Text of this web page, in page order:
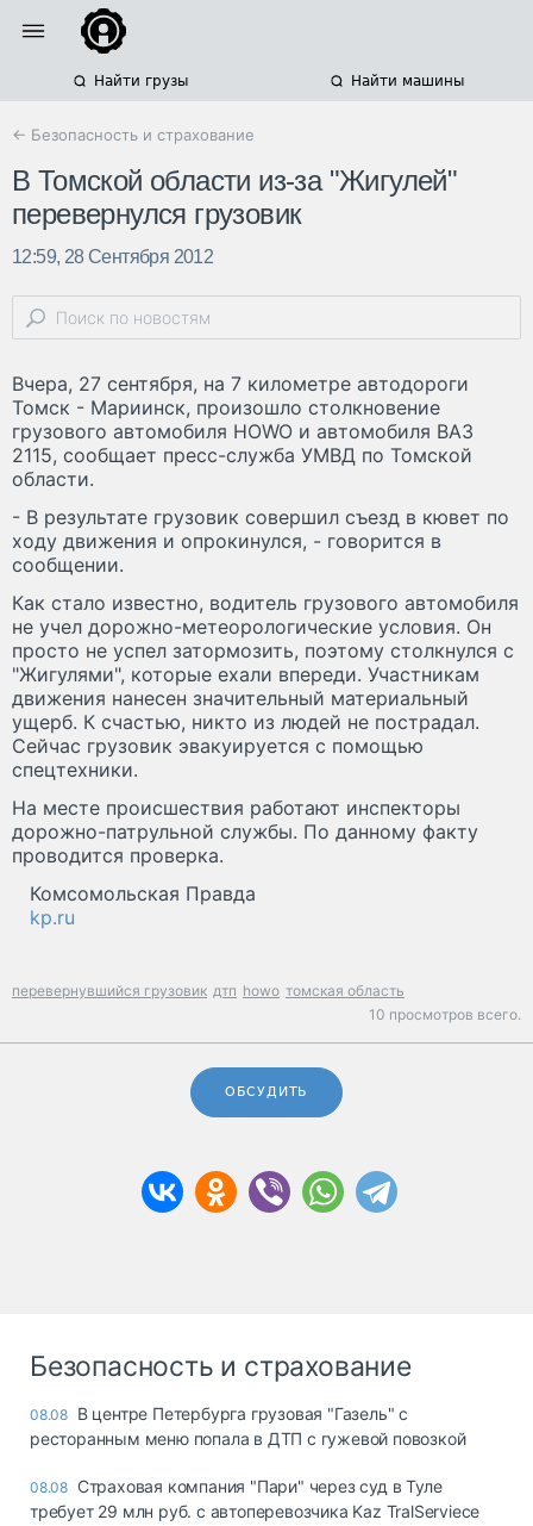
Найти грузы Найти машины
← Безопасность и страхование
В Томской области из-за "Жигулей"
перевернулся грузовик
12:59, 28 Сентября 2012
Вчера, 27 сентября, на 7 километре автодороги
Томск - Мариинск, произошло столкновение
грузового автомобиля HOWO и автомобиля ВАЗ
2115, сообщает пресс-служба УМВД по Томской
области.
- В результате грузовик совершил съезд в кювет по
ходу движения и опрокинулся, - говорится в
сообщении.
Как стало известно, водитель грузового автомобиля
не учел дорожно-метеорологические условия. Он
просто не успел затормозить, поэтому столкнулся с
"Жигулями", которые ехали впереди. Участникам
движения нанесен значительный материальный
ущерб. К счастью, никто из людей не пострадал.
Сейчас грузовик эвакуируется с помощью
спецтехники.
На месте происшествия работают инспекторы
дорожно-патрульной службы. По данному факту
проводится проверка.
Комсомольская Правда
kp.ru
перевернувшийся грузовик дтп howo томская область
10 просмотров всего.
ОБСУДИТЬ
Безопасность и страхование
08.08 В центре Петербурга грузовая "Газель" с
ресторанным меню попала в ДТП с гужевой повозкой
08.08 Страховая компания "Пари" через суд в Туле
требует 29 млн руб. с автоперевозчика Kaz TralServiece